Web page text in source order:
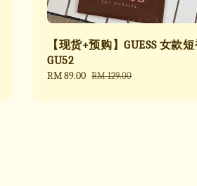
【现货+预购】GUESS 女款
GU52
Sale
RM 89.00 Regular
RM 129.00